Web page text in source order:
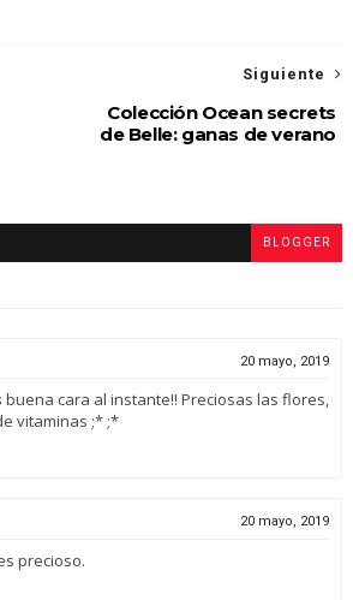
Siguiente
Colección Ocean secrets
de Belle: ganas de verano
BLOGGER
20 mayo, 2019
buena cara al instante!! Preciosas las flores,
vitaminas ;* ;*
20 mayo, 2019
precioso.